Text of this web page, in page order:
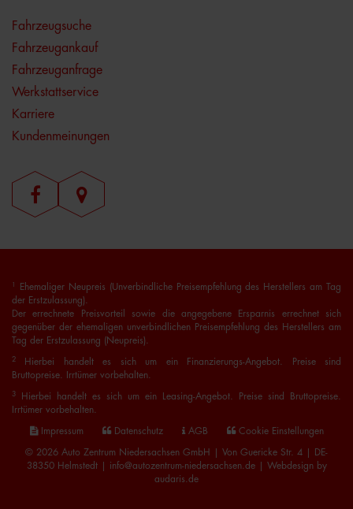
Fahrzeugsuche
Fahrzeugankauf
Fahrzeuganfrage
Werkstattservice
Karriere
Kundenmeinungen
1
Ehemaliger Neupreis (Unverbindliche Preisempfehlung des Herstellers am Tag
der Erstzulassung).
Der errechnete Preisvorteil sowie die angegebene Ersparnis errechnet sich
gegenüber der ehemaligen unverbindlichen Preisempfehlung des Herstellers am
Tag der Erstzulassung (Neupreis).
2
Hierbei handelt es sich um ein Finanzierungs-Angebot. Preise sind
Bruttopreise. Irrtümer vorbehalten.
3
Hierbei handelt es sich um ein Leasing-Angebot. Preise sind Bruttopreise.
Irrtümer vorbehalten.
Impressum Datenschutz AGB Cookie Einstellungen
© 2026 Auto Zentrum Niedersachsen GmbH | Von Guericke Str. 4 | DE-
38350 Helmstedt | info@autozentrum-niedersachsen.de | Webdesign by
audaris.de